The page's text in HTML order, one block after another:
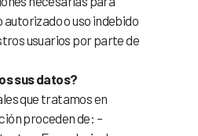
o uso indebido
usuarios por parte de
sus datos?
que tratamos en
proceden de: –